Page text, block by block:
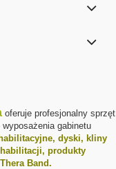
oferuje profesjonalny sprzęt
gabinetu
, dyski, kliny
, produkty
Band.